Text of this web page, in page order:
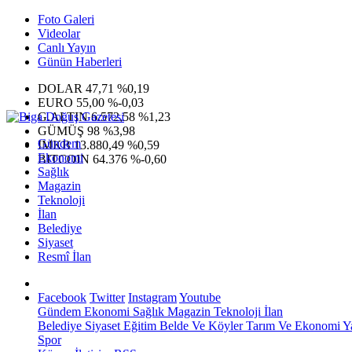
Foto Galeri
Videolar
Canlı Yayın
Günün Haberleri
DOLAR 47,71 %0,19
EURO 55,00 %-0,03
G.ALTIN6.572,58 %1,23
GÜMÜŞ 98 %3,98
IMKB13.880,49 %0,59
BITCOIN 64.376 %-0,60
Gündem
Ekonomi
Sağlık
Magazin
Teknoloji
İlan
Belediye
Siyaset
Resmî İlan
Facebook Twitter InstagramYoutube
Gündem Ekonomi Sağlık Magazin Teknoloji İlan
Belediye Siyaset Eğitim Belde Ve KöylerTarım Ve Ekonomi
Spor